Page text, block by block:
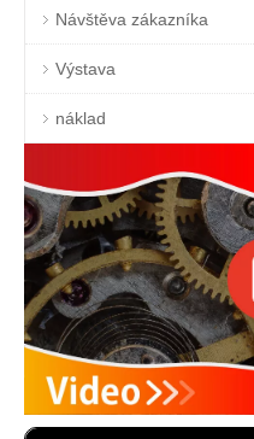
Návštěva zákazníka
Výstava
náklad